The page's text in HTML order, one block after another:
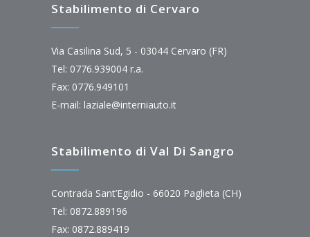
Stabilimento di Cervaro
Via Casilina Sud, 5 - 03044 Cervaro (FR)
Tel: 0776.939004 r.a.
Fax: 0776.949101
E-mail: laziale@interniauto.it
Stabilimento di Val Di Sangro
Contrada Sant’Egidio - 66020 Paglieta (CH)
Tel: 0872.889196
Fax: 0872.889419